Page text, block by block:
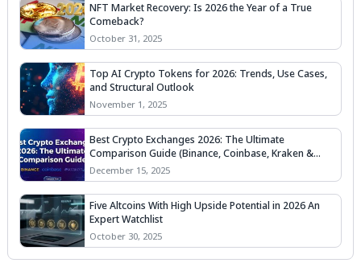
NFT Market Recovery: Is 2026 the Year of a True
Comeback?
October 31, 2025
Top AI Crypto Tokens for 2026: Trends, Use Cases,
and Structural Outlook
November 1, 2025
Best Crypto Exchanges 2026: The Ultimate
Comparison Guide (Binance, Coinbase, Kraken &
More)
December 15, 2025
Five Altcoins With High Upside Potential in 2026 An
Expert Watchlist
October 30, 2025